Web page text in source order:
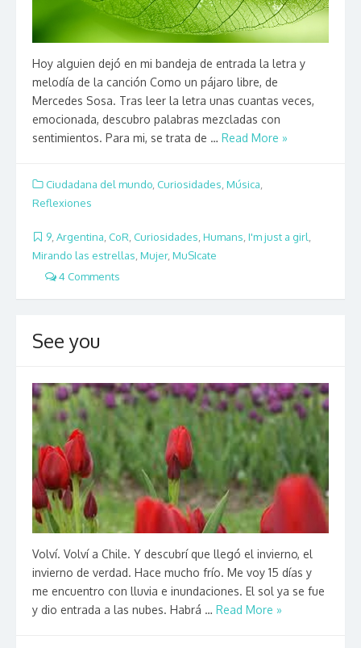
Hoy alguien dejó en mi bandeja de entrada la letra y
melodía de la canción Como un pájaro libre, de
Mercedes Sosa. Tras leer la letra unas cuantas veces,
emocionada, descubro palabras mezcladas con
sentimientos. Para mi, se trata de … Read More »
Ciudadana del mundo Curiosidades Música
Reflexiones
9 Argentina CoR Curiosidades Humans I'm just a girl
Mirando las estrellas Mujer, MuSIcate
4 Comments
See you
Volví. Volví a Chile. Y descubrí que llegó el invierno, el
invierno de verdad. Hace mucho frío. Me voy 15 días y
me encuentro con lluvia e inundaciones. El sol ya se fue
y dio entrada a las nubes. Habrá … Read More »